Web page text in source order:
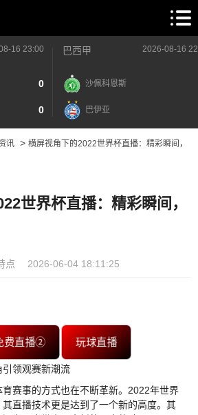
16 23:00
0
0
巴西甲 2026-08-16
沙佩科恩斯
巴伊亚
讯> 横屏视角下的2022世界杯直播：精彩瞬间，
世界杯直播：精彩瞬间，
点 2026-06-04 18:11:25
费直播② 玩球直播
领观赛新潮流
赛事的方式也在不断革新。2022年世界
直播技术更是达到了一个新的高度。其